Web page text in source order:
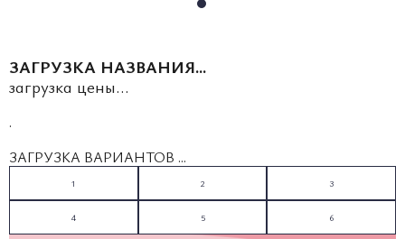
ЗАГРУЗКА НАЗВАНИЯ...
загрузка цены...
.
ЗАГРУЗКА ВАРИАНТОВ ...
1 2 3
4 5 6